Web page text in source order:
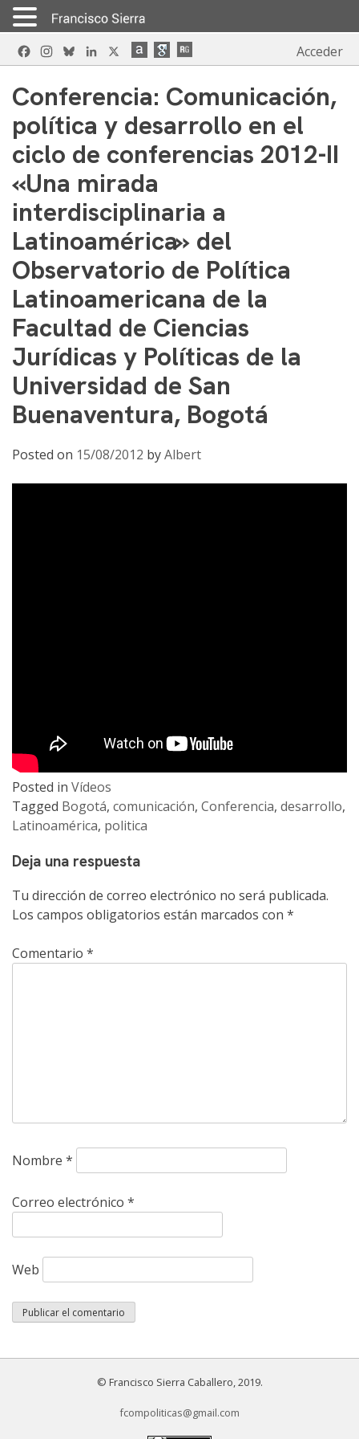
Skip
to
FacebookInstagram
BlueskyLinkedIn Acceder
Conferencia: Comunicación,
política y desarrollo en el
ciclo de conferencias 2012-II
«Una mirada
interdisciplinaria a
Latinoamérica» del
Observatorio de Política
Latinoamericana de la
Facultad de Ciencias
Jurídicas y Políticas de la
Universidad de San
Buenaventura, Bogotá
Posted on 15/08/2012 byAlbert
Posted in Vídeos
Tagged Bogotá, comunicación, Conferencia, desarrollo,
Latinoamérica, politica
Deja una respuesta
Tu dirección de correo electrónico no será publicada.
Los campos obligatorios están marcados con *
Comentario *
Nombre *
Correo electrónico *
Web
© Francisco Sierra Caballero, 2019.
fcompoliticas@gmail.com